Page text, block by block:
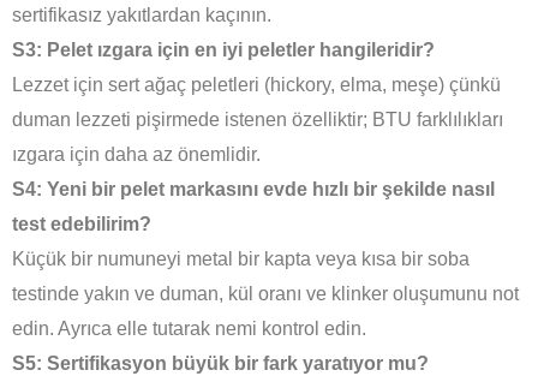
sertifikasız yakıtlardan kaçının.
S3: Pelet ızgara için en iyi peletler hangileridir?
Lezzet için sert ağaç peletleri (hickory, elma, meşe) çünkü
duman lezzeti pişirmede istenen özelliktir; BTU farklılıkları
ızgara için daha az önemlidir.
S4: Yeni bir pelet markasını evde hızlı bir şekilde nasıl
test edebilirim?
Küçük bir numuneyi metal bir kapta veya kısa bir soba
testinde yakın ve duman, kül oranı ve klinker oluşumunu not
edin. Ayrıca elle tutarak nemi kontrol edin.
S5: Sertifikasyon büyük bir fark yaratıyor mu?